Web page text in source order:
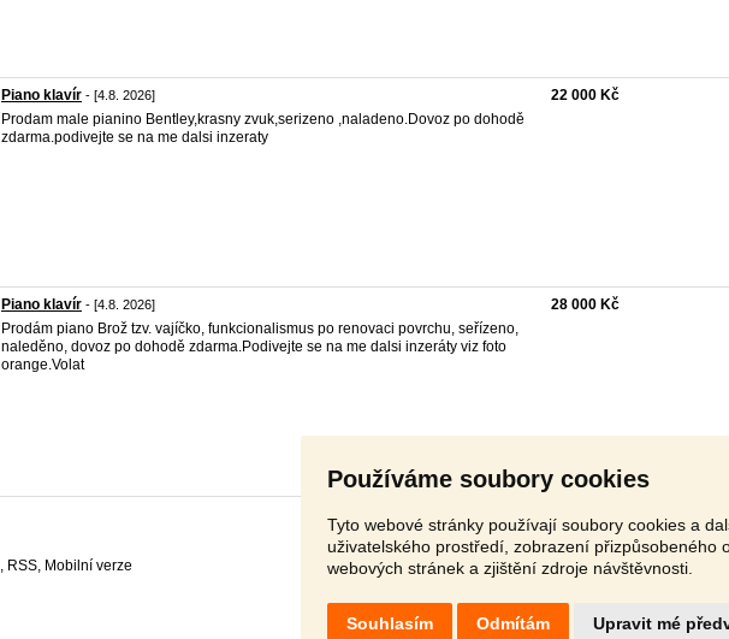
Používáme soubory cookies
Tyto webové stránky používají soubory cookies a
uživatelského prostředí, zobrazení přizpůsobeného
webových stránek a zjištění zdroje návštěvnosti.
Souhlasím Odmítám Upravit mé
Piano klavír - [4.8. 2026]
Prodam male pianino Bentley,krasny zvuk,serizeno ,naladeno.Dovoz po dohodě
zdarma.podivejte se na me dalsi inzeraty
22 000 Kč
Piano klavír - [4.8. 2026]
Prodám piano Brož tzv. vajíčko, funkcionalismus po renovaci povrchu, seřízeno,
naleděno, dovoz po dohodě zdarma.Podivejte se na me dalsi inzeráty viz foto
orange.Volat
28 000 Kč
RSS